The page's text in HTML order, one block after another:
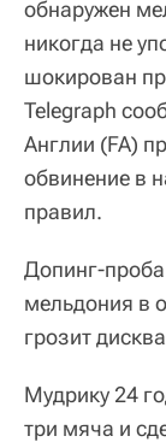
обнаружен
никогда не
шокирован
Telegraph
Англии (FA)
обвинение в
правил.
Допинг-
мельдония в
грозит
Мудрику 24
три мяча и